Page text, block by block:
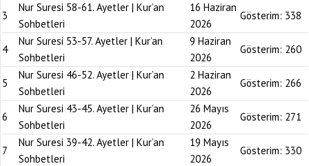
3
Nur Suresi 58-61. Ayetler | Kur’an
Sohbetleri
16 Haziran
2026
Gösterim: 338
4
Nur Suresi 53-57. Ayetler | Kur’an
Sohbetleri
9 Haziran
2026
Gösterim: 260
5
Nur Suresi 46-52. Ayetler | Kur’an
Sohbetleri
2 Haziran
2026
Gösterim: 266
6
Nur Suresi 43-45. Ayetler | Kur’an
Sohbetleri
26 Mayıs
2026
Gösterim: 271
7
Nur Suresi 39-42. Ayetler | Kur’an
Sohbetleri
19 Mayıs
2026
Gösterim: 330